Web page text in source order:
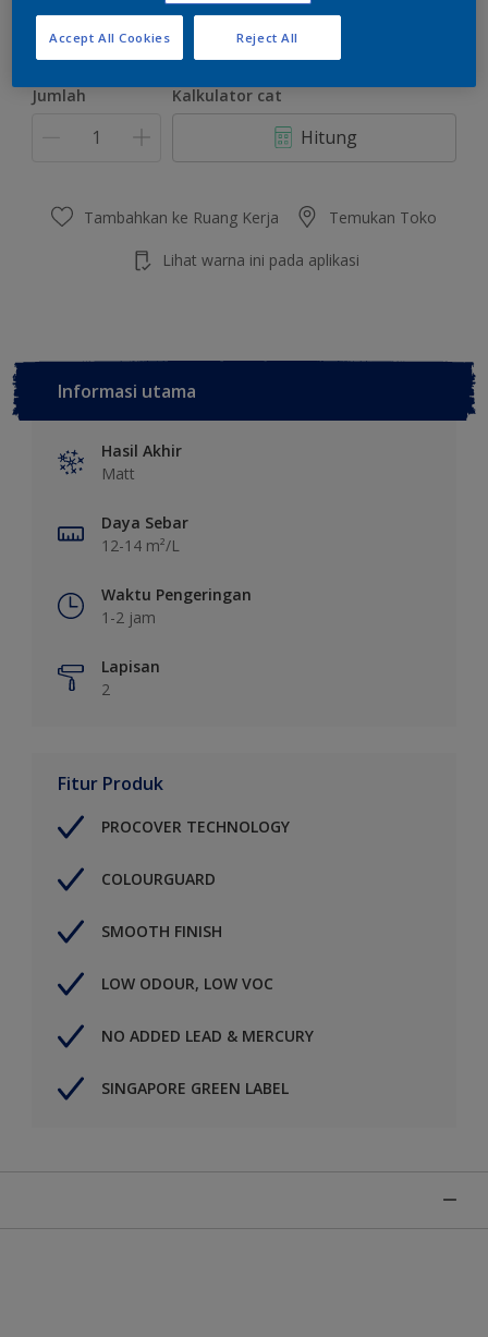
2.5 L
Jumlah Kalkulator cat
Hitung
Tambahkan ke Ruang Kerja Temukan Toko
Lihat warna ini pada aplikasi
Informasi utama
Hasil Akhir
Matt
Daya Sebar
12-14 m²/L
Waktu Pengeringan
1-2 jam
Lapisan
2
Fitur Produk
PROCOVER TECHNOLOGY
COLOURGUARD
SMOOTH FINISH
LOW ODOUR, LOW VOC
NO ADDED LEAD & MERCURY
SINGAPORE GREEN LABEL
Reject All
Accept All Cookies